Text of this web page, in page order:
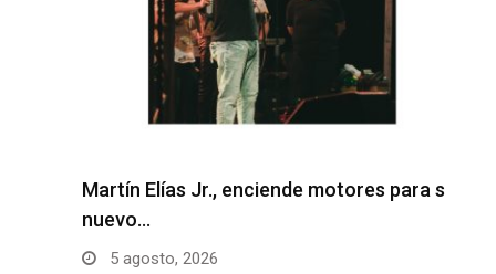
Martín Elías Jr., enciende motores para su
nuevo…
5 agosto, 2026